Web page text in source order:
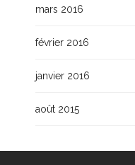
mars 2016
février 2016
janvier 2016
août 2015